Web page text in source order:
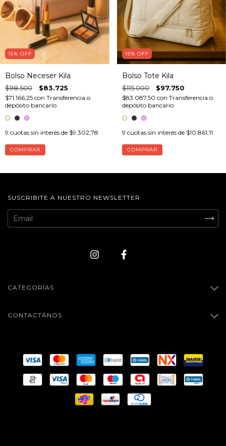
15% OFF
Bolso Neceser Kila
$98.500 $83.725
$71.166,25 con Transferencia o
depósito bancario
9 cuotas sin interés de $9.302,78
COMPRAR
15% OFF
Bolso Tote Kila
$115.000 $97.750
$83.087,50 con Transferencia o
depósito bancario
9 cuotas sin interés de $10.861,11
COMPRAR
SUSCRIBITE A NUESTRO NEWSLETTER
CATEGORÍAS
CONTACTÁNOS